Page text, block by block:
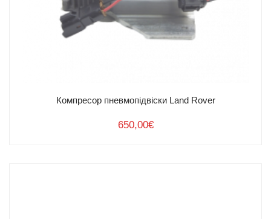
Компресор пневмопідвіски Land Rover
650,00€